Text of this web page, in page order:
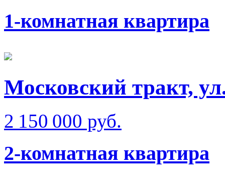
1-комнатная квартира
Московский тракт,
2 150 000 руб.
2-комнатная квартира